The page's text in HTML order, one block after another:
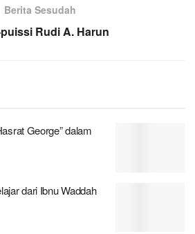
Berita Sesudah
Rudi A. Harun
George” dalam
dari Ibnu Waddah